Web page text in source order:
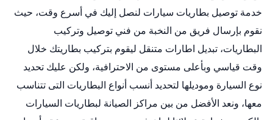
خدمة توصيل بطاريات سيارات لنصل إليك في أسرع وقت، حيث
نقوم بإرسال فريق من النخبة من فني توصيل وتركيب
البطاريات، تبديل اطارات متنقل ليقوم بتركيب بطاريتك خلال
وقت قياسي وبأعلى مستوى من الاحترافية، ولكن عليك تحديد
نوع السيارة وموديلها لتحديد أنسب أنواع البطاريات التى تتناسب
معها، ونعد الأفضل من بين مراكز الصيانة لبطاريات السيارات